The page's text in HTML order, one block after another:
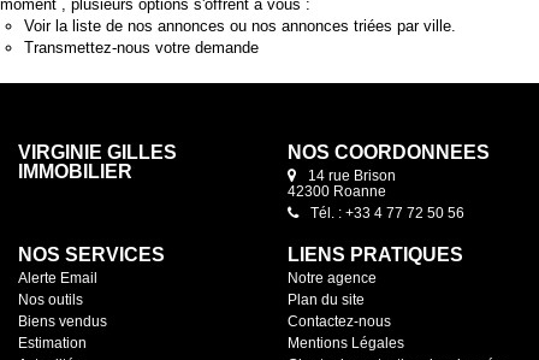
moment , plusieurs options s'offrent à vous :
Voir la liste de nos annonces ou nos annonces triées par ville.
Transmettez-nous votre demande
VIRGINIE GILLES
IMMOBILIER
NOS COORDONNÉES
14 rue Brison
42300 Roanne
Tél. : +33 4 77 72 50 56
NOS SERVICES
Alerte Email
Nos outils
Biens vendus
Estimation
LIENS PRATIQUES
Notre agence
Plan du site
Contactez-nous
Mentions Légales